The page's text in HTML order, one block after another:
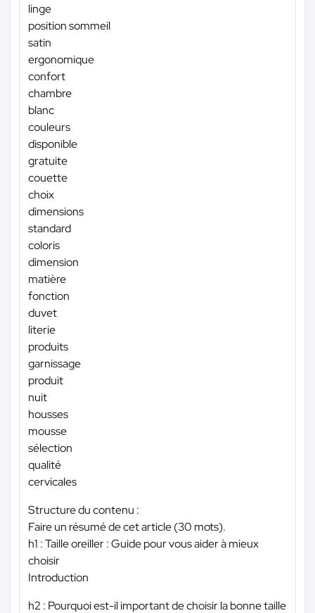
linge
position sommeil
satin
ergonomique
confort
chambre
blanc
couleurs
disponible
gratuite
couette
choix
dimensions
standard
coloris
dimension
matière
fonction
duvet
literie
produits
garnissage
produit
nuit
housses
mousse
sélection
qualité
cervicales
Structure du contenu :
Faire un résumé de cet article (30 mots).
h1 : Taille oreiller : Guide pour vous aider à mieux
choisir
Introduction
h2 : Pourquoi est-il important de choisir la bonne taille